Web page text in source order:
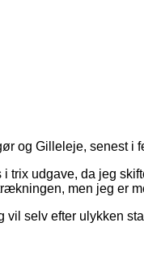
og Gilleleje, senest i
trix udgave, da jeg
men jeg er
vil selv efter ulykken